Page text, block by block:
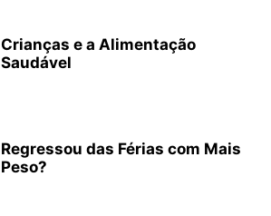
Crianças e a Alimentação
Saudável
Regressou das Férias com Mais
Peso?